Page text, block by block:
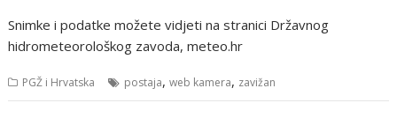
Snimke i podatke možete vidjeti na stranici Državnog
hidrometeorološkog zavoda, meteo.hr
PGŽ i Hrvatska postaja,web kamera, zavižan